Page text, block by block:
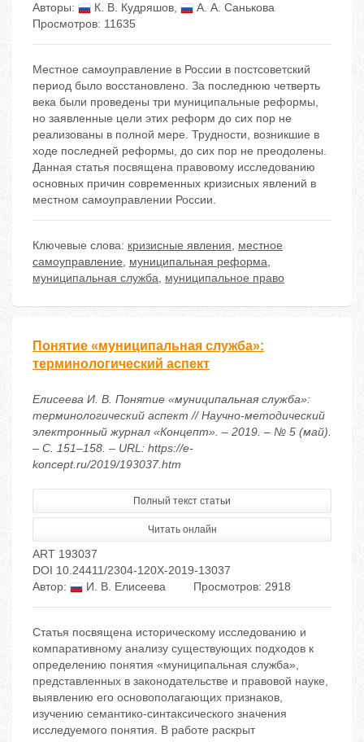
Авторы:
К. В. Кудряшов,
А. А. Санькова
Просмотров: 11635
Местное самоуправление в России в постсоветский
период было восстановлено. За последнюю четверть
века были проведены три муниципальные реформы,
но заявленные цели этих реформ до сих пор не
реализованы в полной мере. Трудности, возникшие в
ходе последней реформы, до сих пор не преодолены.
Данная статья посвящена правовому исследованию
основных причин современных кризисных явлений в
местном самоуправлении России.
Ключевые слова: кризисные явления, местное
самоуправление, муниципальная реформа,
муниципальная служба, муниципальное право
Понятие «муниципальная служба»:
терминологический аспект
Елисеева И. В. Понятие «муниципальная служба»:
терминологический аспект // Научно-методический
электронный журнал «Концепт». – 2019. – № 5 (май).
– С. 151–158. – URL: https://e-
koncept.ru/2019/193037.htm
Полный текст статьи
Читать онлайн
ART 193037
DOI 10.24411/2304-120X-2019-13037
Автор:
И. В. Елисеева Просмотров: 2918
Статья посвящена историческому исследованию и
компаративному анализу существующих подходов к
определению понятия «муниципальная служба»,
представленных в законодательстве и правовой науке,
выявлению его основополагающих признаков,
изучению семантико-синтаксического значения
исследуемого понятия. В работе раскрыт